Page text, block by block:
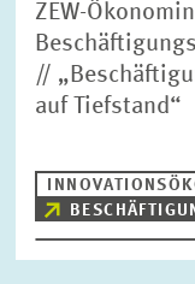
ZEW-
//
auf Tiefstand“